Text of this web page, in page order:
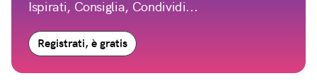
Ispirati, Consiglia, Condividi...
Registrati, è gratis